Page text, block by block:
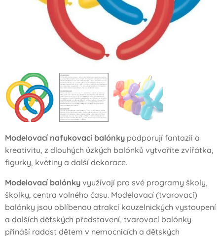
Modelovací nafukovací balónky podporují fantazii a
kreativitu, z dlouhých úzkých balónků vytvoříte zvířátka,
figurky, květiny a další dekorace.
Modelovací balónky využívají pro své programy školy,
školky, centra volného času. Modelovací (tvarovací)
balónky jsou oblíbenou atrakcí kouzelnických vystoupení
a dalších dětských představení, tvarovací balónky
přináší radost dětem v nemocnicích a dětských